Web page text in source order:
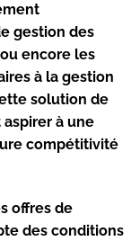
gestion des
encore les
à la gestion
solution de
à une
compétitivité
offres de
des conditions